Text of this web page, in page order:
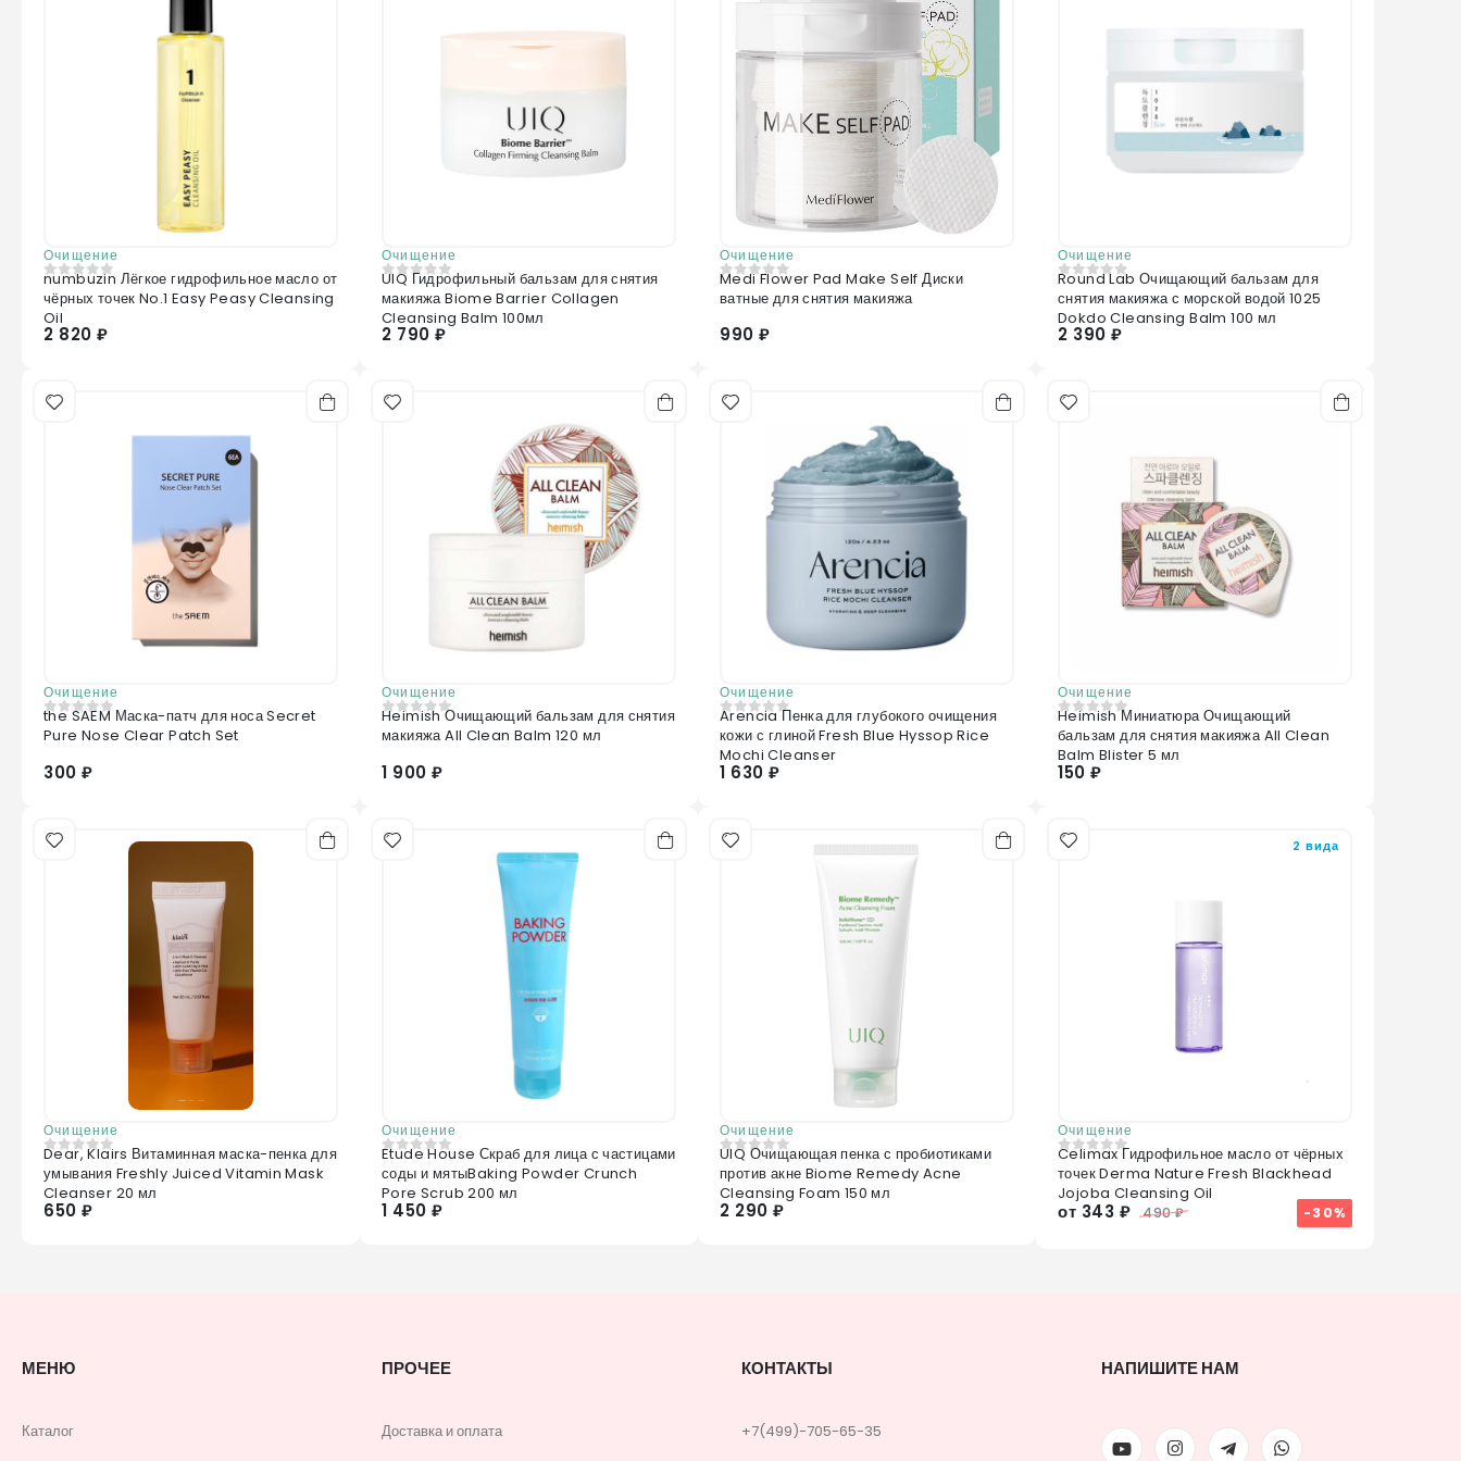
Отправить отзыв
Очищение
0из 5
numbuzin Лёгкое гидрофильное масло от
чёрных точек No.1 Easy Peasy Cleansing
Oil
2 820 ₽
Очищение
0из 5
UIQ Гидрофильный бальзам для снятия
макияжа Biome Barrier Collagen
Cleansing Balm 100мл
2 790 ₽
Очищение
0из 5
Medi Flower Pad Make Self Диски
ватные для снятия макияжа
990 ₽
Очищение
0 из 5
Round Lab Очищающий бальзам для
снятия макияжа с морской водой 1025
Dokdo Cleansing Balm 100 мл
2 390 ₽
Очищение
0 из 5
the SAEM Маска-патч для носа Secret
Pure Nose Clear Patch Set
300 ₽
Очищение
0из 5
Heimish Очищающий бальзам для снятия
макияжа All Clean Balm 120 мл
1 900 ₽
Очищение
0из 5
Arencia Пенка для глубокого очищения
кожи с глиной Fresh Blue Hyssop Rice
Mochi Cleanser
1 630 ₽
Очищение
0из 5
Heimish Миниатюра Очищающий
бальзам для снятия макияжа All Clean
Balm Blister 5 мл
150 ₽
Очищение
0 из 5
Dear, Klairs Витаминная маска-пенка для
умывания Freshly Juiced Vitamin Mask
Cleanser 20 мл
650 ₽
Очищение
0из 5
Etude House Скраб для лица с частицами
соды и мятыBaking Powder Crunch
Pore Scrub 200 мл
1 450 ₽
Очищение
0из 5
UIQ Очищающая пенка с пробиотиками
против акне Biome Remedy Acne
Cleansing Foam 150 мл
2 290 ₽
2 вида
Очищение
0из 5
Celimax Гидрофильное масло от чёрных
точек Derma Nature Fresh Blackhead
Jojoba Cleansing Oil
от 343 ₽ 490 ₽ -30%
МЕНЮ
Каталог
ПРОЧЕЕ
Доставка и оплата
КОНТАКТЫ
+7(499)-705-65-35
НАПИШИТЕ НАМ